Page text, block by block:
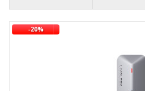
-20%